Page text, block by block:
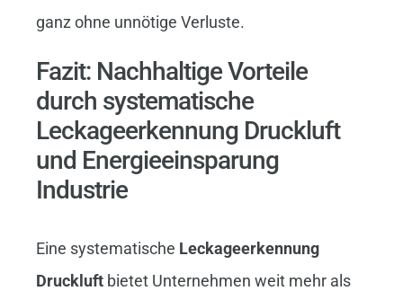
ganz ohne unnötige Verluste.
Fazit: Nachhaltige Vorteile
durch systematische
Leckageerkennung Druckluft
und Energieeinsparung
Industrie
Eine systematische Leckageerkennung
Druckluftbietet Unternehmen weit mehr als